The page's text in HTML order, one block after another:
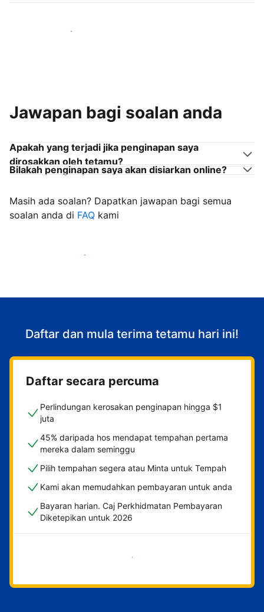
Sertai hos seperti anda
Jawapan bagi soalan anda
Apakah yang terjadi jika penginapan saya
dirosakkan oleh tetamu?
Bilakah penginapan saya akan disiarkan online?
Masih ada soalan? Dapatkan jawapan bagi semua
soalan anda di FAQ kami
Mula mengalu-alukan tetamu
Daftar dan mula terima tetamu hari ini!
Daftar secara percuma
Perlindungan kerosakan penginapan hingga $1
juta
45% daripada hos mendapat tempahan pertama
mereka dalam seminggu
Pilih tempahan segera atau Minta untuk Tempah
Kami akan memudahkan pembayaran untuk anda
Bayaran harian. Caj Perkhidmatan Pembayaran
Diketepikan untuk 2026
Mulakan sekarang